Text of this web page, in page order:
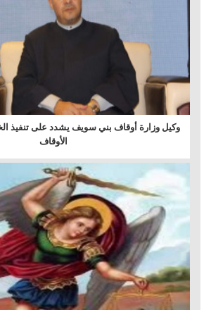
وكيل وزارة أوقاف بني سويف يشدد على تنفيذ
الأوقاف